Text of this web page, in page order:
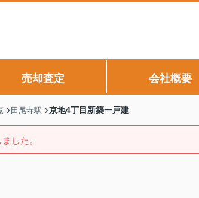
売却査定 会社概要
田尾寺駅 京地4丁目新築一戸建
した。